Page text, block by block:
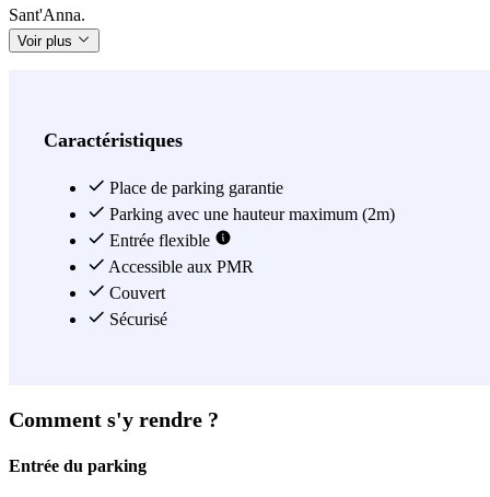
Sant'Anna.
Voir plus
Caractéristiques
Place de parking garantie
Parking avec une hauteur maximum (2m)
Entrée flexible
Accessible aux PMR
Couvert
Sécurisé
Comment s'y rendre ?
Entrée du parking